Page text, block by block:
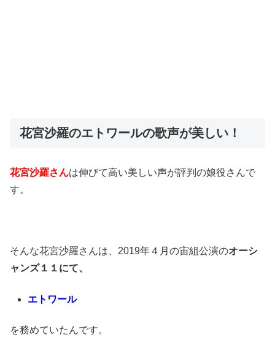
花宮沙羅のエトワールの歌声が美しい！
花宮沙羅さんは伸びて高い美しい声が評判の娘役さんで
す。
そんな花宮沙羅さんは、2019年４月の宙組公演のオーシ
ャンズ１１にて、
エトワール
を務めていたんです。